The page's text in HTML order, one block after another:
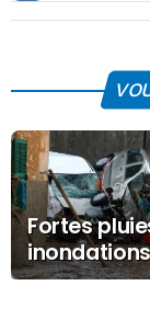
Fortes
inondations
gestes